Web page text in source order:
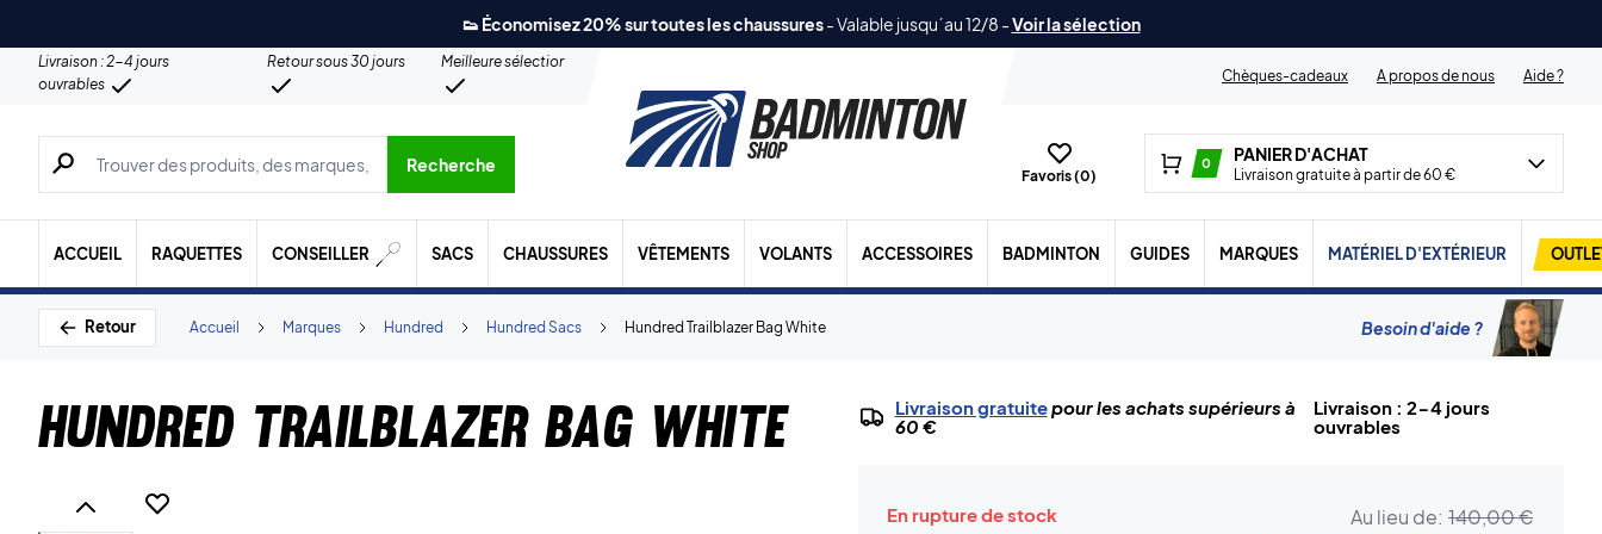
👟 Économisez 20% sur toutes les chaussures-Valable jusqu´au 12/8 -Voir la sélection
Livraison : 2-4 jours
ouvrables
Retour sous 30 jours
Meilleure sélection
Chèques-cadeaux
A propos de nous Aide ?
Recherche de produits, de marques, etc.
Recherche
Favoris (0)
0 PANIER D'ACHAT
Livraison gratuite à partir de 60 €
ACCUEIL RAQUETTES CONSEILLER SACS CHAUSSURES VÊTEMENTS VOLANTS ACCESSOIRES BADMINTON GUIDES MARQUES MATÉRIEL D'EXTÉRIEUR
Retour Hundred Trailblazer Bag White
Hundred Sacs
Hundred
Marques
Accueil Besoin d'aide ?
Hundred Trailblazer Bag White Livraison gratuitepour les achats supérieurs à
60 €
Livraison : 2-4 jours
ouvrables
En rupture de stock Au lieu de: 140,00 €